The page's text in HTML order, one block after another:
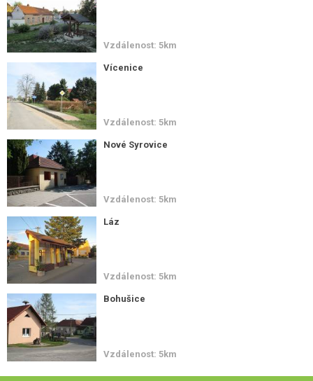
Vzdálenost: 5km
Vícenice
Vzdálenost: 5km
Nové Syrovice
Vzdálenost: 5km
Láz
Vzdálenost: 5km
Bohušice
Vzdálenost: 5km